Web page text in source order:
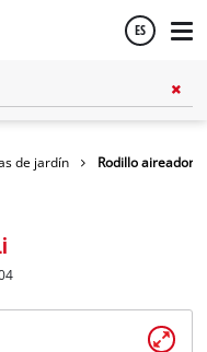
ES
de jardín Rodillo aireador